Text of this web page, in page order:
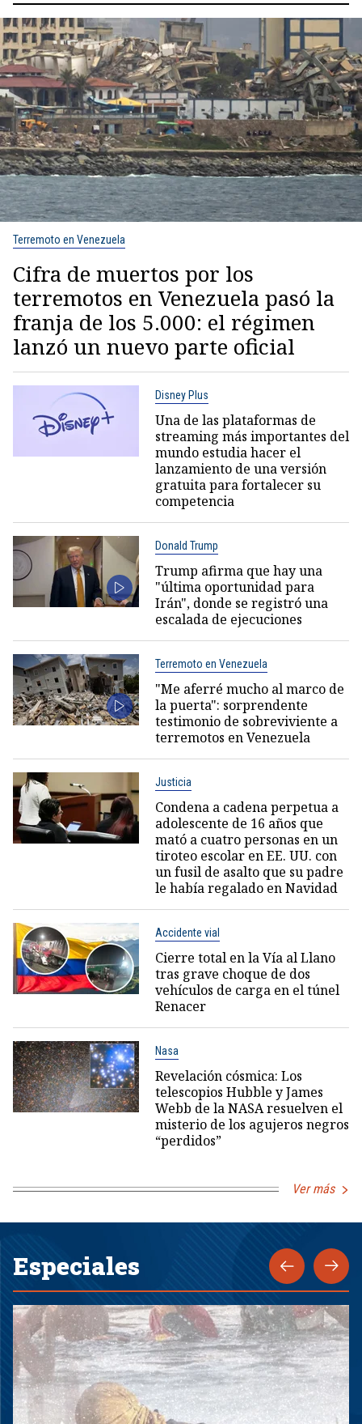
Terremoto en Venezuela
Cifra de muertos por los
terremotos en Venezuela pasó la
franja de los 5.000: el régimen
lanzó un nuevo parte oficial
Disney Plus
Una de las plataformas de
streaming más importantes del
mundo estudia hacer el
lanzamiento de una versión
gratuita para fortalecer su
competencia
Donald Trump
Trump afirma que hay una
"última oportunidad para
Irán", donde se registró una
escalada de ejecuciones
Terremoto en Venezuela
"Me aferré mucho al marco de
la puerta": sorprendente
testimonio de sobreviviente a
terremotos en Venezuela
Justicia
Condena a cadena perpetua a
adolescente de 16 años que
mató a cuatro personas en un
tiroteo escolar en EE. UU. con
un fusil de asalto que su padre
le había regalado en Navidad
Accidente vial
Cierre total en la Vía al Llano
tras grave choque de dos
vehículos de carga en el túnel
Renacer
Nasa
Revelación cósmica: Los
telescopios Hubble y James
Webb de la NASA resuelven el
misterio de los agujeros negros
“perdidos”
Ver más
Especiales